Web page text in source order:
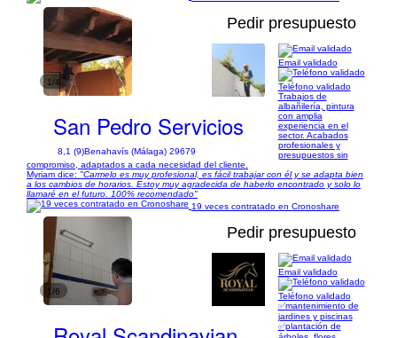
1/4
Pedir presupuesto
San Pedro Servicios
8,1 (9)Benahavís (Málaga) 29679
Email validado
Teléfono validado
Trabajos de
albañilería, pintura
con amplia
experiencia en el
sector. Acabados
profesionales y
presupuestos sin
compromiso, adaptados a cada necesidad del cliente.
Myriam dice: "Carmelo es muy profesional, es fácil trabajar con él y se adapta bien
a los cambios de horarios. Estoy muy agradecida de haberlo encontrado y solo lo
llamaré en el futuro. 100% recomendado"
19 veces contratado en Cronoshare
1/6
Pedir presupuesto
Email validado
Teléfono validado
✅mantenimiento de
jardines y piscinas
✅plantación de